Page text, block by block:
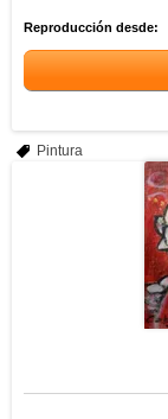
Reproducción desde:
Pintura